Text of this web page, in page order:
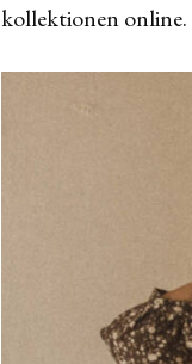
kollektionen online.